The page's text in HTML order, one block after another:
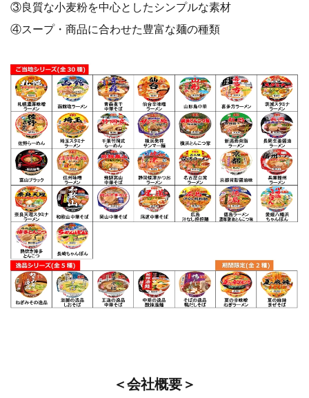
③良質な小麦粉を中心としたシンプルな素材
④スープ・商品に合わせた豊富な麺の種類
＜会社概要＞